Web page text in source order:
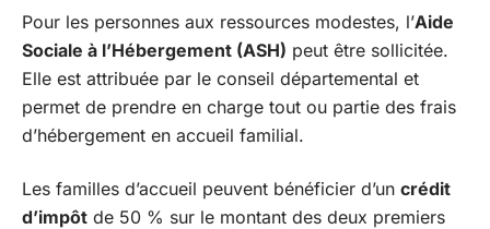
Pour les personnes aux ressources modestes, l’Aide
Sociale à l’Hébergement (ASH) peut être sollicitée.
Elle est attribuée par le conseil départemental et
permet de prendre en charge tout ou partie des frais
d’hébergement en accueil familial.
Les familles d’accueil peuvent bénéficier d’un crédit
d’impôt de 50 % sur le montant des deux premiers